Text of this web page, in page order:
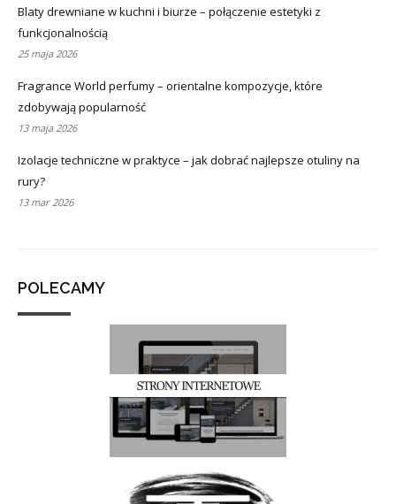
Blaty drewniane w kuchni i biurze – połączenie estetyki z
funkcjonalnością
25 maja 2026
Fragrance World perfumy – orientalne kompozycje, które
zdobywają popularność
13 maja 2026
Izolacje techniczne w praktyce – jak dobrać najlepsze otuliny na
rury?
13 mar 2026
POLECAMY